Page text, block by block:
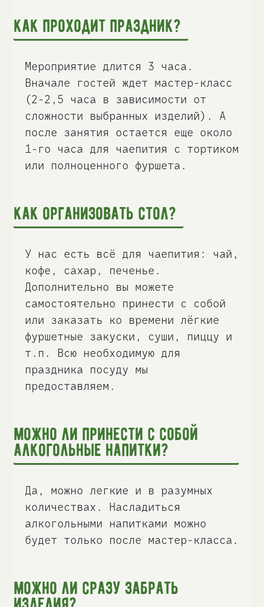
Как проходит праздник?
Мероприятие длится 3 часа.
Вначале гостей ждет мастер-класс
(2-2,5 часа в зависимости от
сложности выбранных изделий). А
после занятия остается еще около
1-го часа для чаепития с тортиком
или полноценного фуршета.
Как организовать стол?
У нас есть всё для чаепития: чай,
кофе, сахар, печенье.
Дополнительно вы можете
самостоятельно принести с собой
или заказать ко времени лёгкие
фуршетные закуски, суши, пиццу и
т.п. Всю необходимую для
праздника посуду мы
предоставляем.
Можно ли принести с собой
алкогольные напитки?
Да, можно легкие и в разумных
количествах. Насладиться
алкогольными напитками можно
будет только после мастер-класса.
Можно ли сразу забрать